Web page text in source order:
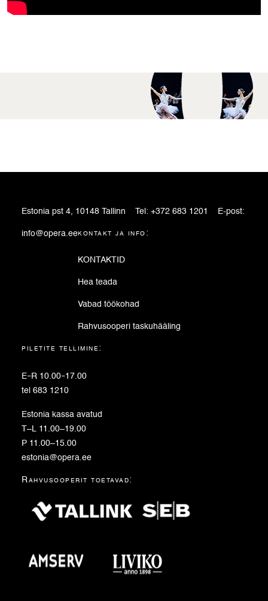
Estonia pst 4, 10148 Tallinn Tel: +372 683 1201 E-post:
info@opera.eekontakt ja info:
KONTAKTID
Hea teada
Vabad töökohad
Rahvusooperi taskuhääling
piletite tellimine:
E–R 10.00–17.00
tel 683 1210
Estonia kassa avatud
T–L 11.00–19.00
P 11.00–15.00
estonia@opera.ee
Rahvusooperit toetavad: